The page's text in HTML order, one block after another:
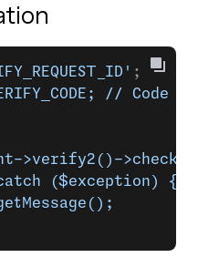
;
//
>verify2()-
($exception) {